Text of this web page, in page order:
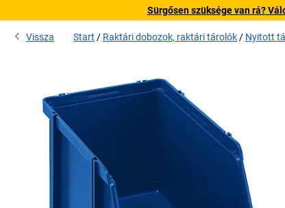
Sürgősen szüksége van rá?
Vissza Start Raktári dobozok, raktári tárolók Nyitott